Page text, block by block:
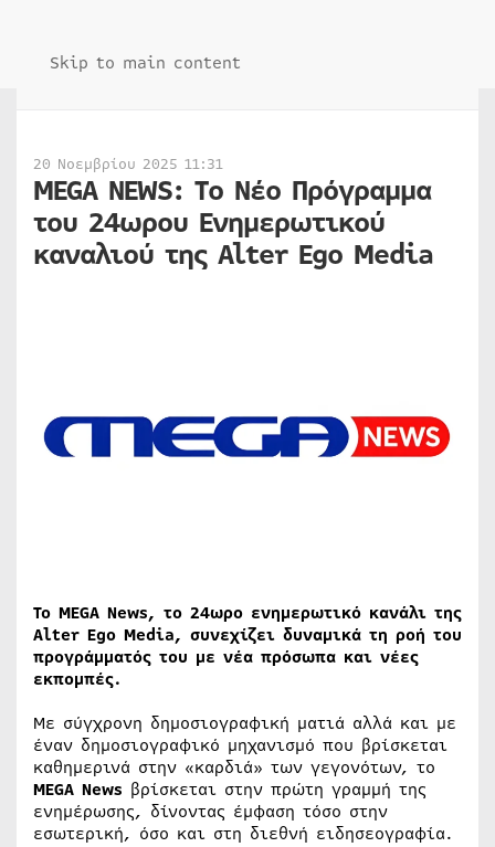
Skip to main content
20 Νοεμβρίου 2025 11:31
MEGA NEWS: Τo Νέο Πρόγραμμα
του 24ωρου Ενημερωτικού
καναλιού της Alter Ego Media
Το MEGA News, το 24ωρο ενημερωτικό κανάλι της
Alter Ego Media, συνεχίζει δυναμικά τη ροή του
προγράμματός του με νέα πρόσωπα και νέες
εκπομπές.
Με σύγχρονη δημοσιογραφική ματιά αλλά και με
έναν δημοσιογραφικό μηχανισμό που βρίσκεται
καθημερινά στην «καρδιά» των γεγονότων, το
MEGA News βρίσκεται στην πρώτη γραμμή της
ενημέρωσης, δίνοντας έμφαση τόσο στην
εσωτερική, όσο και στη διεθνή ειδησεογραφία.